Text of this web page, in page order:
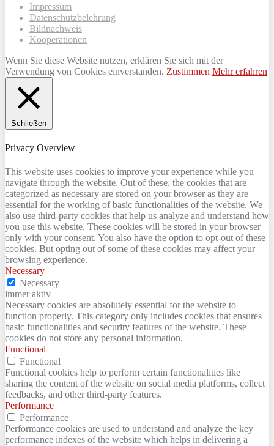
Impressum
Datenschutzbelehrung
Bildnachweis
Kooperationen
Wenn Sie diese Website nutzen, erklären Sie sich mit der
Verwendung von Cookies einverstanden. Zustimmen Mehr erfahren
Schließen
Privacy Overview
This website uses cookies to improve your experience while you
navigate through the website. Out of these, the cookies that are
categorized as necessary are stored on your browser as they are
essential for the working of basic functionalities of the website. We
also use third-party cookies that help us analyze and understand how
you use this website. These cookies will be stored in your browser
only with your consent. You also have the option to opt-out of these
cookies. But opting out of some of these cookies may affect your
browsing experience.
Necessary
Necessary
immer aktiv
Necessary cookies are absolutely essential for the website to
function properly. This category only includes cookies that ensures
basic functionalities and security features of the website. These
cookies do not store any personal information.
Functional
Functional
Functional cookies help to perform certain functionalities like
sharing the content of the website on social media platforms, collect
feedbacks, and other third-party features.
Performance
Performance
Performance cookies are used to understand and analyze the key
performance indexes of the website which helps in delivering a